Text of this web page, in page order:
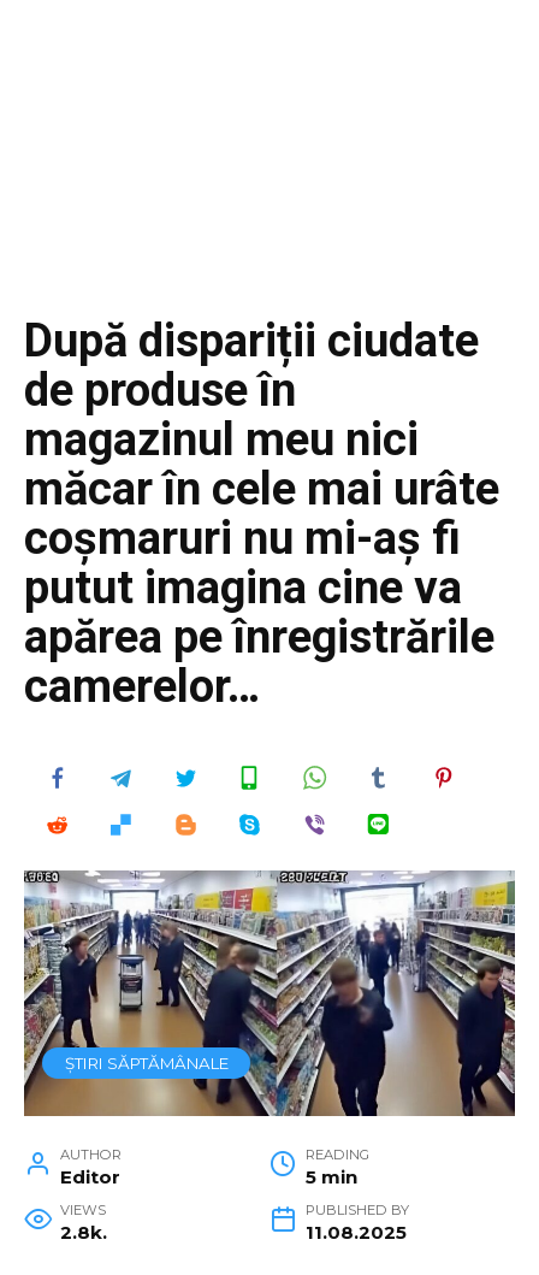
După dispariții ciudate
de produse în
magazinul meu nici
măcar în cele mai urâte
coșmaruri nu mi-aș fi
putut imagina cine va
apărea pe înregistrările
camerelor…
ȘTIRI SĂPTĂMÂNALE
AUTHOR
Editor
READING
5 min
VIEWS
2.8k.
PUBLISHED BY
11.08.2025